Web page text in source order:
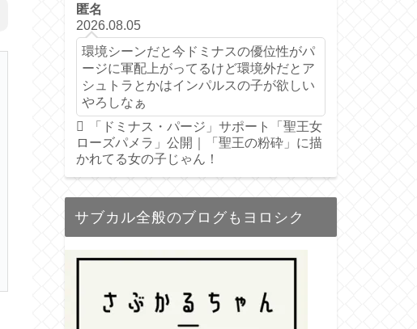
匿名
2026.08.05
環境シーンだと今ドミナスの優位性がパ
ージに軍配上がってるけど環境外だとア
シュトラとかはインパルスの子が欲しい
やろしなぁ
「ドミナス・パージ」サポート「聖王女
ローズパメラ」公開｜「聖王の粉砕」に描
かれてる女の子じゃん！
サブカル全般のブログもヨロシク